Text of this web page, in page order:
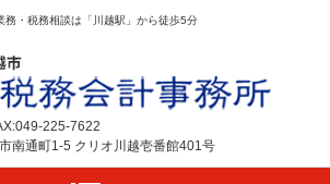
務・税務相談は「川越駅」から徒歩5分
225-7622
南通町1-5 クリオ川越壱番館401号